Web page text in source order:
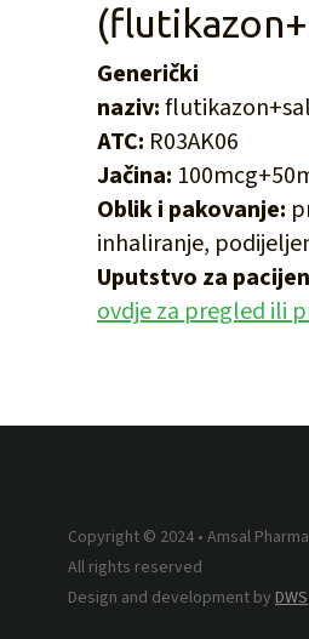
Generički
naziv:
ATC: R03AK06
Jačina:
Oblik i pakovanje:
inhaliranje,
Uputstvo za
ovdje za pregled ili
Copyright © 2024 • Amsal
All rights reserved
Design and development by DWS